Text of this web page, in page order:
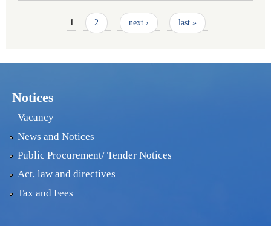
1 2 next › last »
Notices
Vacancy
News and Notices
Public Procurement/ Tender Notices
Act, law and directives
Tax and Fees